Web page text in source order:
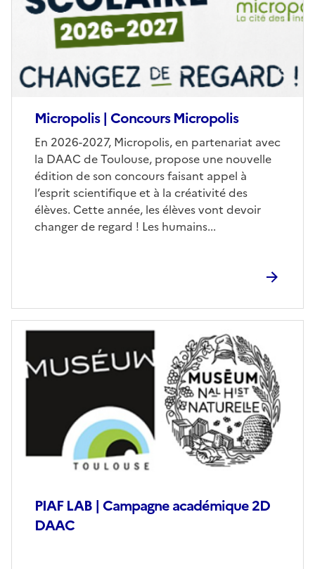
Micropolis | Concours Micropolis
Corps
En 2026-2027, Micropolis, en partenariat avec
la DAAC de Toulouse, propose une nouvelle
édition de son concours faisant appel à
l’esprit scientifique et à la créativité des
élèves. Cette année, les élèves vont devoir
changer de regard ! Les humains...
PIAF LAB | Campagne académique 2D
DAAC
Image
couverture
(conseillée)